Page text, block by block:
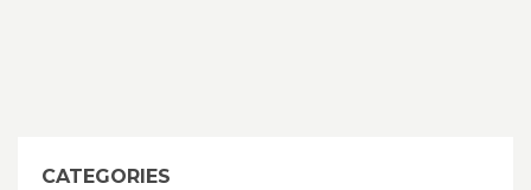
CATEGORIES